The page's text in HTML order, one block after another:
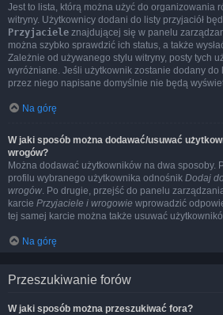
Jest to lista, którą można użyć do organizowania
witryny. Użytkownicy dodani do listy przyjaciół
Przyjaciele znajdującej się w panelu
można szybko sprawdzić ich status, a także
Zależnie od używanego stylu witryny, posty tych
wyróżniane. Jeśli użytkownik zostanie dodany do
przez niego napisane domyślnie nie będą
Na górę
W jaki sposób można dodawać/usuwać
wrogów?
Można dodawać użytkowników na dwa sposoby.
profilu wybranego użytkownika odnośnik Dodaj
wrogów. Po drugie, przejść do panelu
karcie Przyjaciele i wrogowie wprowadzić
tej samej karcie można także usuwać
Na górę
Przeszukiwanie forów
W jaki sposób można przeszukiwać fora?